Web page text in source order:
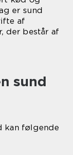
er sund
af
der består af
sund
kan følgende